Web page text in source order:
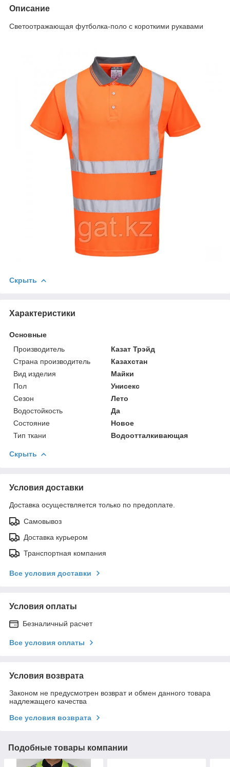
Описание
Светоотражающая футболка-поло с короткими рукавами
Скрыть
Характеристики
Основные
Производитель
Казат Трэйд
Страна производитель
Казахстан
Вид изделия
Майки
Пол
Унисекс
Сезон
Лето
Водостойкость
Да
Состояние
Новое
Тип ткани
Водоотталкивающая
Скрыть
Условия доставки
Доставка осуществляется только по предоплате.
Самовывоз
Доставка курьером
Транспортная компания
Все условия доставки
Условия оплаты
Безналичный расчет
Все условия оплаты
Условия возврата
Законом не предусмотрен возврат и обмен данного товара
надлежащего качества
Все условия возврата
Подобные товары компании